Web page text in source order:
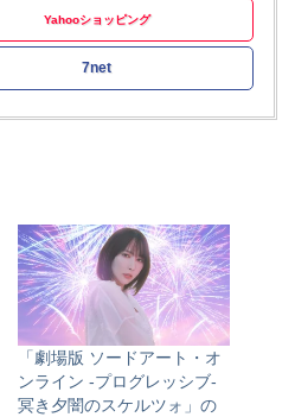
Yahooショッピング
7net
「劇場版 ソードアート・オ
ンライン -プログレッシブ-
冥き夕闇のスケルツォ」の